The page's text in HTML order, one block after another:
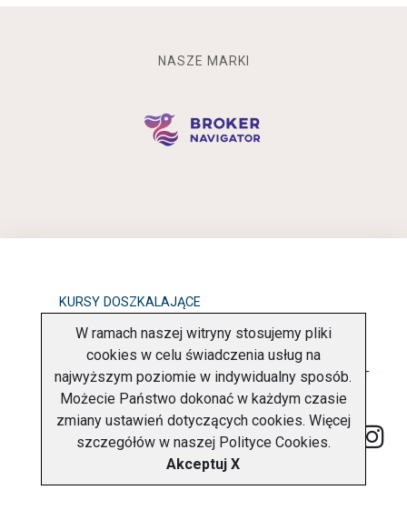
NASZE MARKI
KURSY DOSZKALAJĄCE
OBOWIĄZEK INFORMACYJNY
POLITYKA PRYWATNOŚCI O FIRMIE KONTAKT
Copyright © 2026 Charter Navigator
W ramach naszej witryny stosujemy pliki
cookies w celu świadczenia usług na
najwyższym poziomie w indywidualny sposób.
Możecie Państwo dokonać w każdym czasie
zmiany ustawień dotyczących cookies. Więcej
szczegółów w naszej Polityce Cookies.
Akceptuj X